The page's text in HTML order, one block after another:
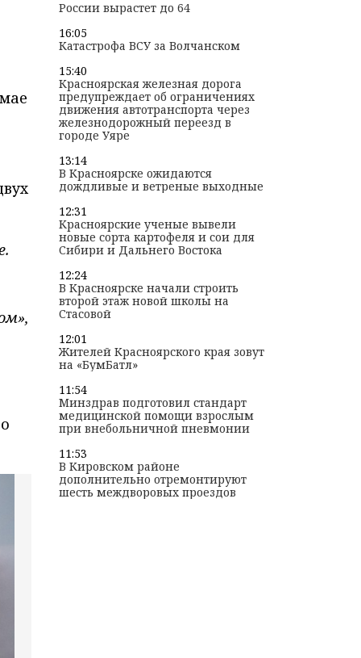
России вырастет до 64
16:05
Катастрофа ВСУ за Волчанском
15:40
Красноярская железная дорога
предупреждает об ограничениях
движения автотранспорта через
железнодорожный переезд в
городе Уяре
13:14
В Красноярске ожидаются
дождливые и ветреные выходные
12:31
Красноярские ученые вывели
новые сорта картофеля и сои для
Сибири и Дальнего Востока
12:24
В Красноярске начали строить
второй этаж новой школы на
Стасовой
12:01
Жителей Красноярского края зовут
на «БумБатл»
11:54
Минздрав подготовил стандарт
медицинской помощи взрослым
при внебольничной пневмонии
11:53
В Кировском районе
дополнительно отремонтируют
шесть междворовых проездов